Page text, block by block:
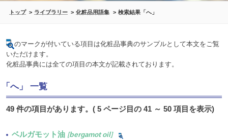
トップ ライブラリー 化粧品用語集 検索結果「へ」
のマークが付いている項目は化粧品事典のサンプルとして本文をご覧
いただけます。
化粧品事典には全ての項目の本文が記載されております。
「へ」 一覧
49 件の項目があります。( 5 ページ目の 41 ～ 50 項目を表示)
ベルガモット油 [bergamot oil]